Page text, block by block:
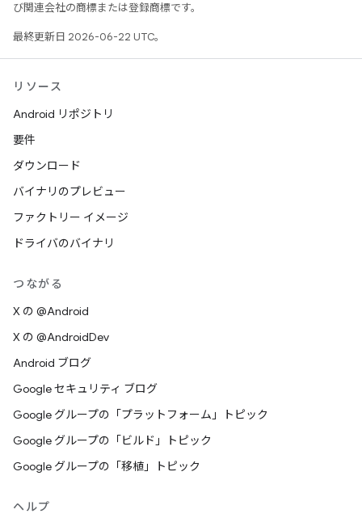
び関連会社の商標または登録商標です。
最終更新日 2026-06-22 UTC。
リソース
Android リポジトリ
要件
ダウンロード
バイナリのプレビュー
ファクトリー イメージ
ドライバのバイナリ
つながる
X の @Android
X の @AndroidDev
Android ブログ
Google セキュリティ ブログ
Google グループの「プラットフォーム」トピック
Google グループの「ビルド」トピック
Google グループの「移植」トピック
ヘルプ